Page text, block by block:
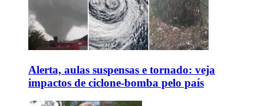
Alerta, aulas suspensas e tornado: veja
impactos de ciclone-bomba pelo país